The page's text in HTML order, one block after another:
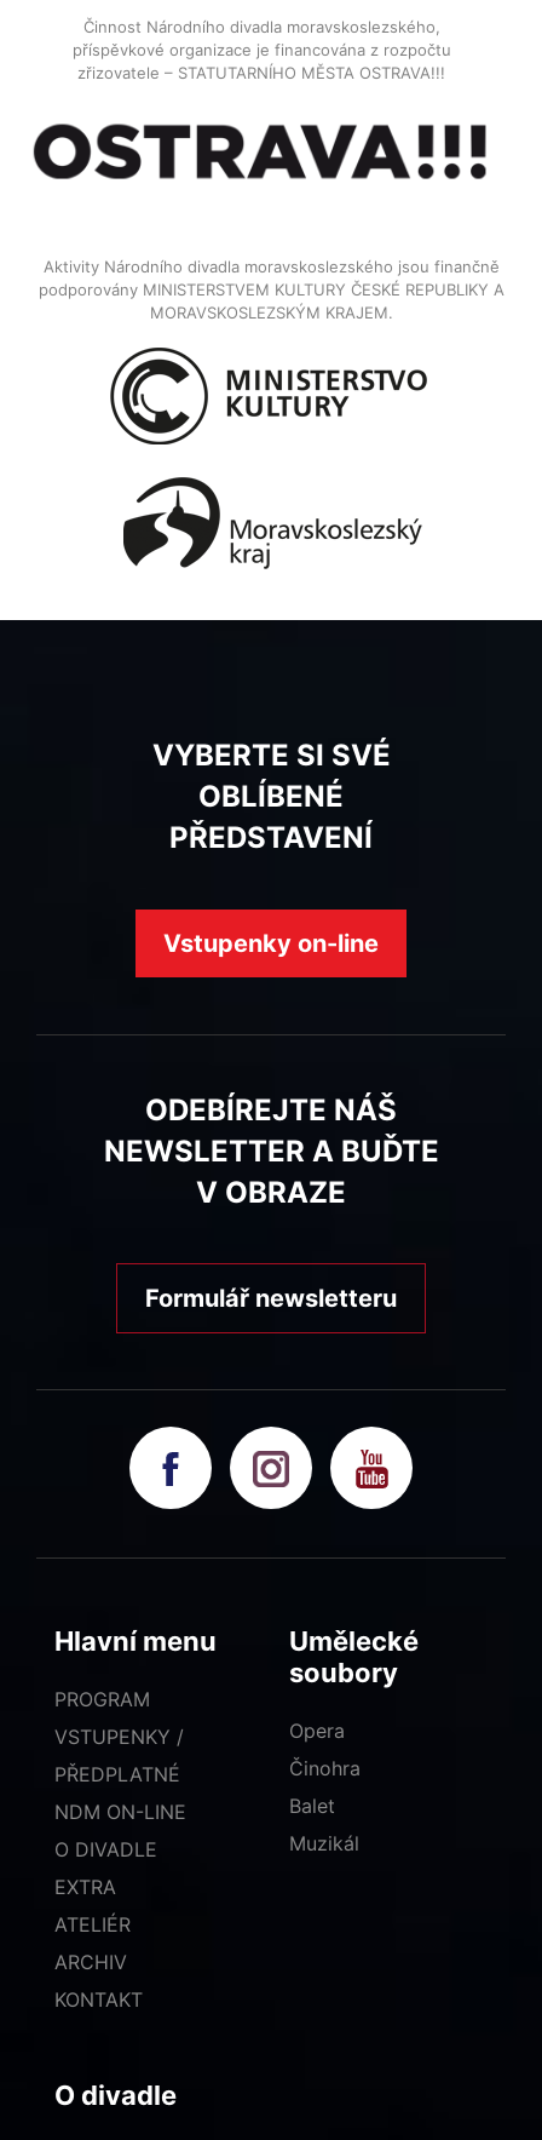
Činnost Národního divadla moravskoslezského,
příspěvkové organizace je financována z rozpočtu
zřizovatele – STATUTARNÍHO MĚSTA OSTRAVA!!!
Aktivity Národního divadla moravskoslezského jsou finančně
podporovány MINISTERSTVEM KULTURY ČESKÉ REPUBLIKY A
MORAVSKOSLEZSKÝM KRAJEM.
VYBERTE SI SVÉ
OBLÍBENÉ
PŘEDSTAVENÍ
Vstupenky on-line
ODEBÍREJTE NÁŠ
NEWSLETTER A BUĎTE
V OBRAZE
Formulář newsletteru
Hlavní menu
PROGRAM
VSTUPENKY /
PŘEDPLATNÉ
NDM ON-LINE
O DIVADLE
EXTRA
ATELIÉR
ARCHIV
KONTAKT
Umělecké
soubory
Opera
Činohra
Balet
Muzikál
O divadle